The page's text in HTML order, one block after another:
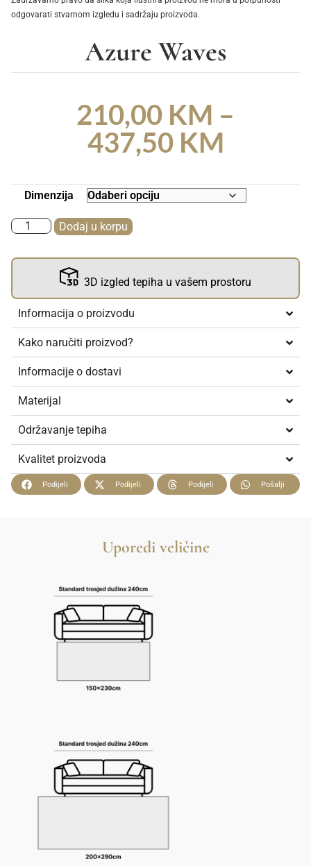
odgovarati stvarnom izgledu i sadržaju proizvoda.
Azure Waves
210,00 KM –
437,50 KM
Dimenzija
Dodaj u korpu
3D izgled tepiha u vašem prostoru
Informacija o proizvodu
Kako naručiti proizvod?
Informacije o dostavi
Materijal
Održavanje tepiha
Kvalitet proizvoda
Podijeli Podijeli Podijeli Pošalji
Uporedi veličine